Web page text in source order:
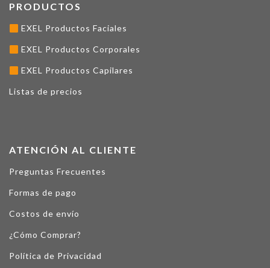
PRODUCTOS
EXEL Productos Faciales
EXEL Productos Corporales
EXEL Productos Capilares
Listas de precios
ATENCIÓN AL CLIENTE
Preguntas Frecuentes
Formas de pago
Costos de envío
¿Cómo Comprar?
Política de Privacidad